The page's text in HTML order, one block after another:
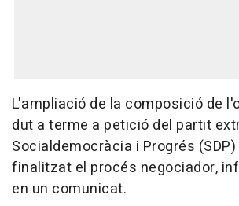
L'ampliació de la composició de
dut a terme a petició del partit
Socialdemocràcia i Progrés
finalitzat el procés negociador,
en un comunicat.